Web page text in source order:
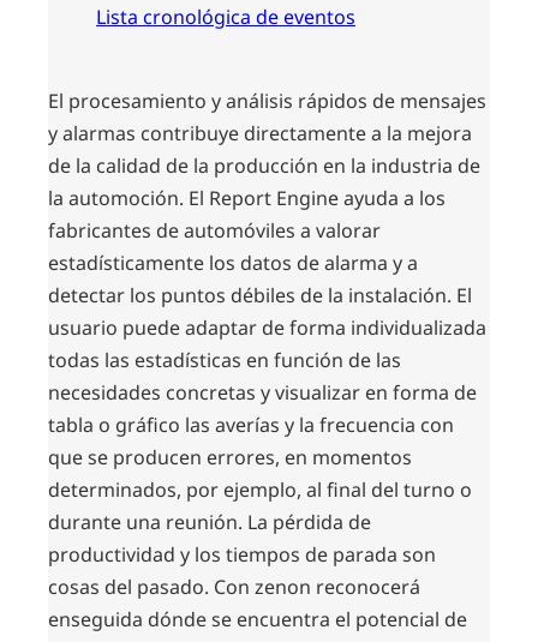
Lista cronológica de eventos
El procesamiento y análisis rápidos de mensajes
y alarmas contribuye directamente a la mejora
de la calidad de la producción en la industria de
la automoción. El Report Engine ayuda a los
fabricantes de automóviles a valorar
estadísticamente los datos de alarma y a
detectar los puntos débiles de la instalación. El
usuario puede adaptar de forma individualizada
todas las estadísticas en función de las
necesidades concretas y visualizar en forma de
tabla o gráfico las averías y la frecuencia con
que se producen errores, en momentos
determinados, por ejemplo, al final del turno o
durante una reunión. La pérdida de
productividad y los tiempos de parada son
cosas del pasado. Con zenon reconocerá
enseguida dónde se encuentra el potencial de